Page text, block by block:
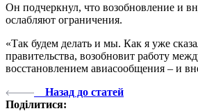
Он подчеркнул, что возобновление и
ослабляют ограничения.
«Так будем делать и мы. Как я уже
правительства, возобновит работу
восстановлением авиасообщения – и
Назад до статей
Поділитися: